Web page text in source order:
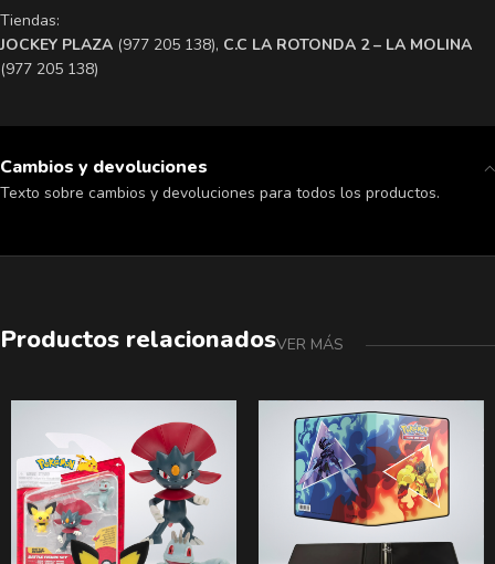
Tiendas:
​JOCKEY PLAZA (977 205 138), ​C.C LA ROTONDA 2 – LA MOLINA
(977 205 138)
Cambios y devoluciones
Texto sobre cambios y devoluciones para todos los productos.
Productos relacionadosVER MÁS